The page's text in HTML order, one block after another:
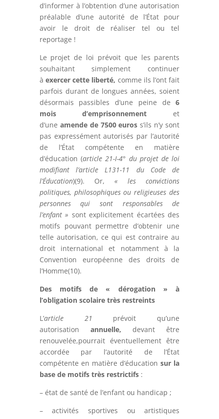
d’informer à l’obtention d’une autorisation
préalable d’une autorité de l’État pour
avoir le droit de réaliser tel ou tel
reportage !
Le projet de loi prévoit que les parents
souhaitant simplement continuer
à exercer cette liberté, comme ils l’ont fait
parfois durant de longues années, soient
désormais passibles d’une peine de 6
mois d’emprisonnement
et
d’une amende de 7500 euros s’ils n’y sont
pas expressément autorisés par l’autorité
de l’État compétente en matière
d’éducation (article 21-I-4° du projet de loi
modifiant l’article L131-11 du Code de
l’Éducation)(9). Or,
« les convictions
politiques, philosophiques ou religieuses des
personnes qui sont responsables de
l’enfant » sont explicitement écartées des
motifs pouvant permettre d’obtenir une
telle autorisation, ce qui est contraire au
droit international et notamment à la
Convention européenne des droits de
l’Homme(10).
Des motifs de « dérogation » à
l’obligation scolaire très restreints
L’article 21
prévoit qu’une
autorisation
annuelle,
devant être
renouvelée,pourrait éventuellement être
accordée par l’autorité de l’État
compétente en matière d’éducation sur la
base de motifs très restrictifs :
– état de santé de l’enfant ou handicap ;
– activités sportives ou artistiques